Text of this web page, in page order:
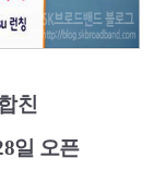
친
일 오픈